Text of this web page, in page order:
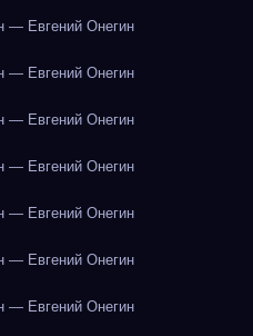
— Евгений Онегин
— Евгений Онегин
— Евгений Онегин
— Евгений Онегин
— Евгений Онегин
— Евгений Онегин
— Евгений Онегин